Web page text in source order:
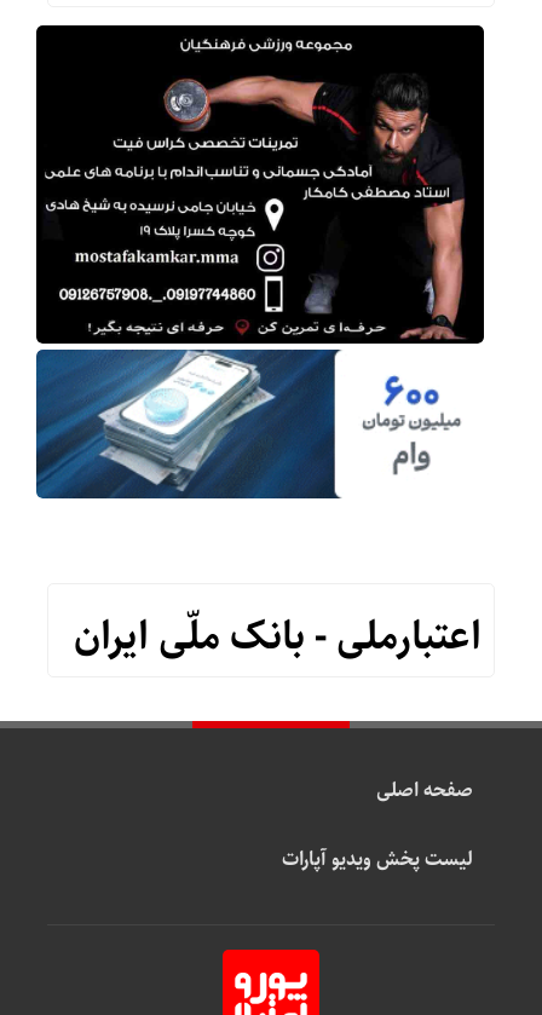
اعتبارملی - بانک ملّی ایران
صفحه اصلی
لیست پخش ویدیو آپارات